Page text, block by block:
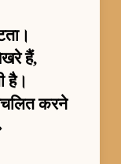
हैं,
है।
करने